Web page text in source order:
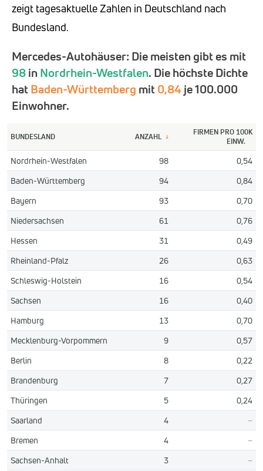
zeigt tagesaktuelle Zahlen in Deutschland nach
Bundesland.
Mercedes-Autohäuser: Die meisten gibt es mit
98in Nordrhein-Westfalen. Die höchste Dichte
hatBaden-Württemberg mit0,84 je 100.000
Einwohner.
BUNDESLAND ANZAHL ↓
FIRMEN PRO 100K
EINW.
Nordrhein-Westfalen 98
0,54
Baden-Württemberg
94
0,84
Bayern
93
0,70
Niedersachsen
61
0,76
Hessen
31
0,49
Rheinland-Pfalz
26
0,63
Schleswig-Holstein
16
0,54
Sachsen
16
0,40
Hamburg
13
0,70
Mecklenburg-Vorpommern
9
0,57
Berlin
8
0,22
Brandenburg
7
0,27
Thüringen
5
0,24
Saarland
4
–
Bremen
4
–
Sachsen-Anhalt
3
–